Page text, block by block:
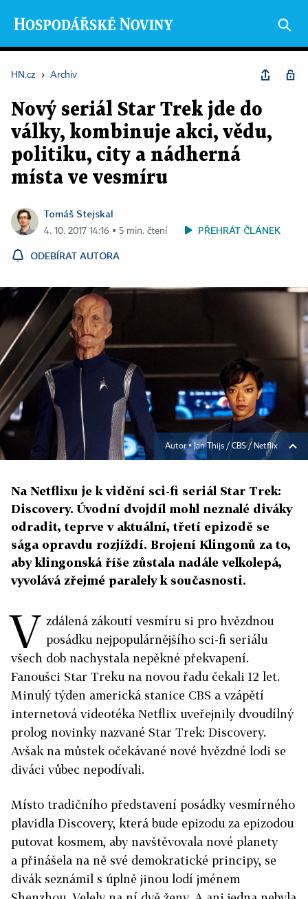
HN.cz › Archiv
Nový seriál Star Trek jde do
války, kombinuje akci, vědu,
politiku, city a nádherná
místa ve vesmíru
Tomáš Stejskal
4. 10. 2017 14:16 ▪ 5 min. čtení PŘEHRÁT ČLÁNEK
ODEBÍRAT AUTORA
Autor ▪Jan Thijs / CBS / Netflix
Na Netflixu je k vidění sci-fi seriál Star Trek:
Discovery. Úvodní dvojdíl mohl neznalé diváky
odradit, teprve v aktuální, třetí epizodě se
sága opravdu rozjíždí. Brojení Klingonů za to,
aby klingonská říše zůstala nadále velkolepá,
vyvolává zřejmé paralely k současnosti.
V zdálená zákoutí vesmíru si pro hvězdnou
posádku nejpopulárnějšího sci-fi seriálu
všech dob nachystala nepěkné překvapení.
Fanoušci Star Treku na novou řadu čekali 12 let.
Minulý týden americká stanice CBS a vzápětí
internetová videotéka Netflix uveřejnily dvoudílný
prolog novinky nazvané Star Trek: Discovery.
Avšak na můstek očekávané nové hvězdné lodi se
diváci vůbec nepodívali.
Místo tradičního představení posádky vesmírného
plavidla Discovery, která bude epizodu za epizodou
putovat kosmem, aby navštěvovala nové planety
a přinášela na ně své demokratické principy, se
divák seznámil s úplně jinou lodí jménem